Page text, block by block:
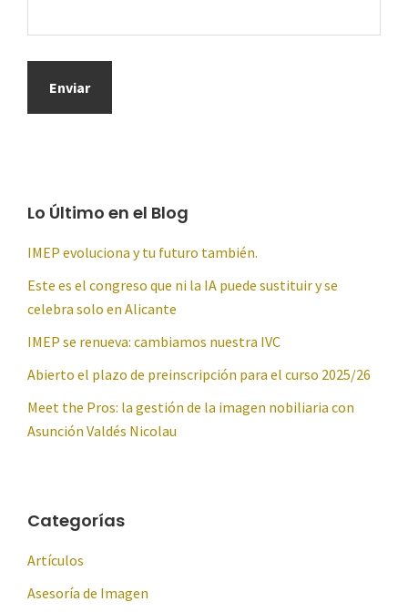
Lo Último en el Blog
IMEP evoluciona y tu futuro también.
Este es el congreso que ni la IA puede sustituir y se
celebra solo en Alicante
IMEP se renueva: cambiamos nuestra IVC
Abierto el plazo de preinscripción para el curso 2025/26
Meet the Pros: la gestión de la imagen nobiliaria con
Asunción Valdés Nicolau
Categorías
Artículos
Asesoría de Imagen